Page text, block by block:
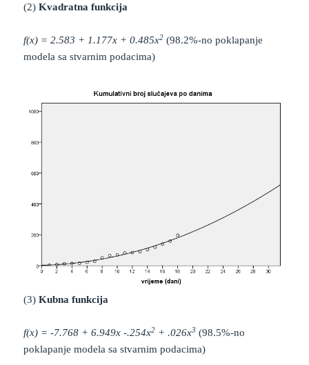
(2)Kvadratna funkcija
f(x) = 2.583 + 1.177x + 0.485x2 (98.2%-no poklapanje
modela sa stvarnim podacima)
(3)Kubna funkcija
f(x) = -7.768 + 6.949x -.254x2 + .026x3 (98.5%-no
poklapanje modela sa stvarnim podacima)